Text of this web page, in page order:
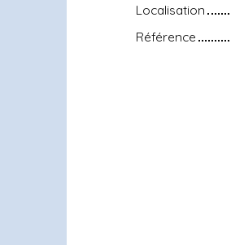
Localisation
Référence